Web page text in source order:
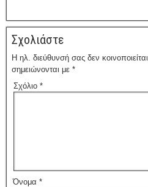
Σχολιάστε
Η ηλ. διεύθυνσή σας δεν κοινοποιείται.
σημειώνονται με *
Σχόλιο *
Όνομα *